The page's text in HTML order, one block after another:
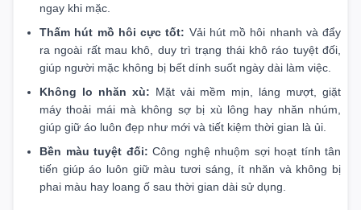
ngay khi mặc.
Thấm hút mồ hôi cực tốt: Vải hút mồ hôi nhanh và đẩy
ra ngoài rất mau khô, duy trì trạng thái khô ráo tuyệt đối,
giúp người mặc không bị bết dính suốt ngày dài làm việc.
Không lo nhăn xù: Mặt vải mềm mịn, láng mượt, giặt
máy thoải mái mà không sợ bị xù lông hay nhăn nhúm,
giúp giữ áo luôn đẹp như mới và tiết kiệm thời gian là ủi.
Bền màu tuyệt đối: Công nghệ nhuộm sợi hoạt tính tân
tiến giúp áo luôn giữ màu tươi sáng, ít nhăn và không bị
phai màu hay loang ố sau thời gian dài sử dụng.